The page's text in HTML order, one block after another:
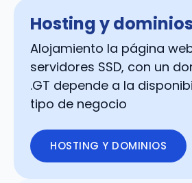
Hosting y dominios
Alojamiento la página
servidores SSD, con un
.GT depende a la
tipo de negocio
HOSTING Y DOMINIOS